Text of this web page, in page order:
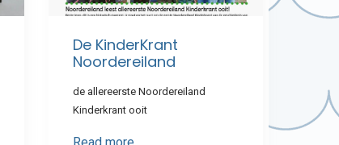
De KinderKrant
Noordereiland
de allereerste Noordereiland
Kinderkrant ooit